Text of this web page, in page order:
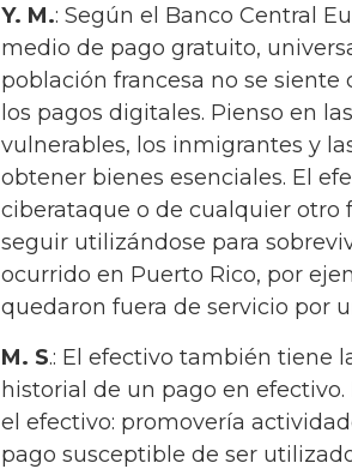
Y. M.: Según el Banco Central
medio de pago gratuito,
población francesa no se
los pagos digitales. Pienso en
vulnerables, los inmigrantes y
obtener bienes esenciales. El
ciberataque o de cualquier otro
seguir utilizándose para
ocurrido en Puerto Rico, por
quedaron fuera de servicio por
M. S.: El efectivo también tiene
historial de un pago en
el efectivo: promovería
pago susceptible de ser